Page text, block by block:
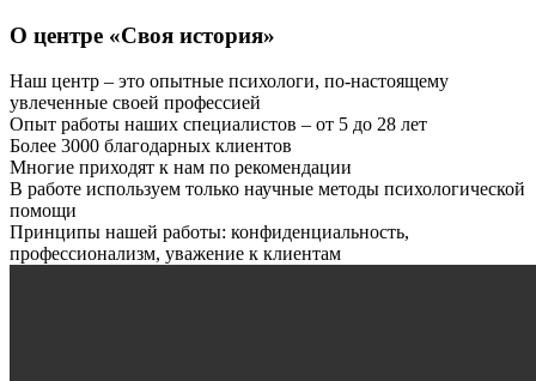
О центре «Своя история»
Наш центр – это опытные психологи, по-настоящему
увлеченные своей профессией
Опыт работы наших специалистов – от 5 до 28 лет
Более 3000 благодарных клиентов
Многие приходят к нам по рекомендации
В работе используем только научные методы психологической
помощи
Принципы нашей работы: конфиденциальность,
профессионализм, уважение к клиентам